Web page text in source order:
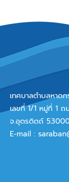
เทศบาลตำบลหาด
เลขที่ 1/1 หมู่ที่ 1
จ.อุตรดิตถ์
E-mail :